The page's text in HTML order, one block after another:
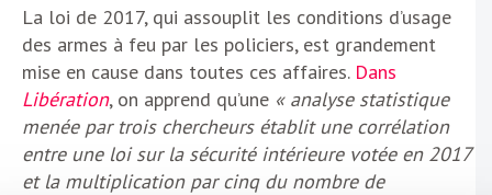
La loi de 2017, qui assouplit les conditions d’usage
des armes à feu par les policiers, est grandement
mise en cause dans toutes ces affaires. Dans
Libération, on apprend qu’une « analyse statistique
menée par trois chercheurs établit une corrélation
entre une loi sur la sécurité intérieure votée en 2017
et la multiplication par cinq du nombre de